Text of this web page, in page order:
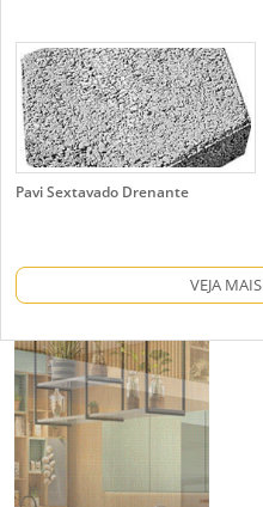
Pavi Sextavado Drenante
VEJA